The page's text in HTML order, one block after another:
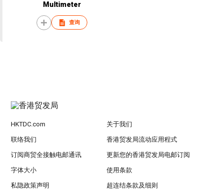
Multimeter
查询
HKTDC.com 关于我们
联络我们 香港贸发局流动应用程式
订阅商贸全接触电邮通讯 更新您的香港贸发局电邮订阅
字体大小 使用条款
私隐政策声明 超连结条款及细则